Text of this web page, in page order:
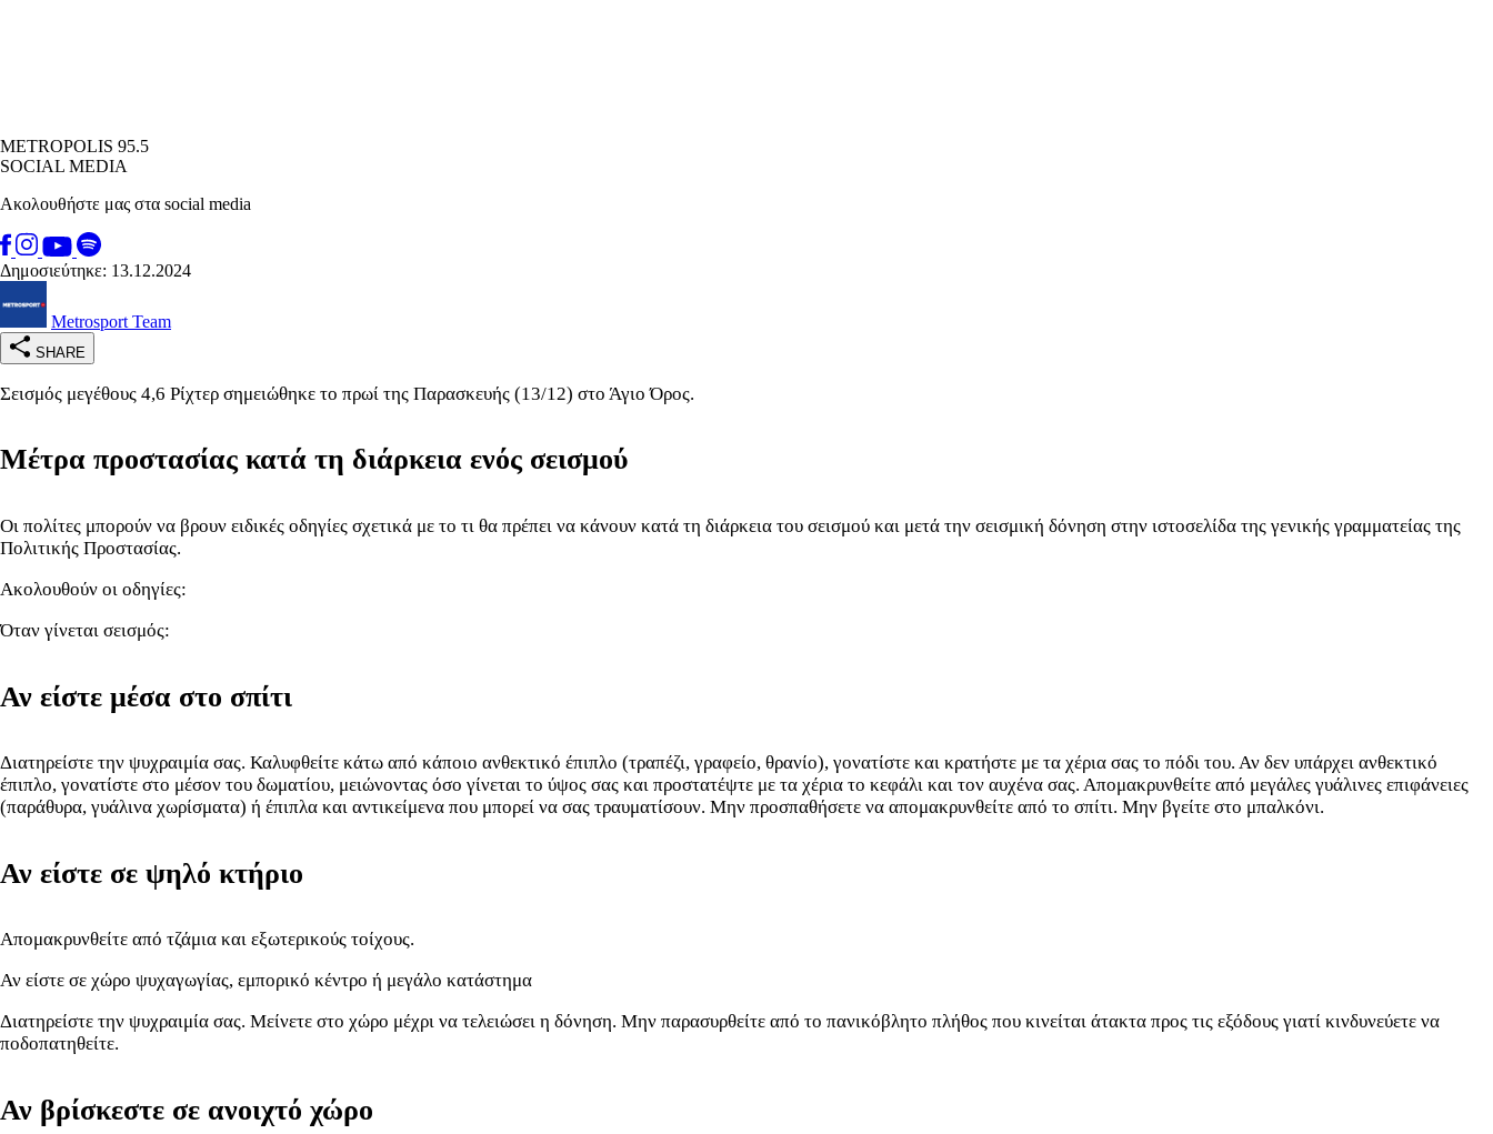
METROPOLIS 95.5
SOCIAL MEDIA
Ακολουθήστε μας στα social media
Δημοσιεύτηκε: 13.12.2024
Metrosport Team
SHARE
Σεισμός μεγέθους 4,6 Ρίχτερ σημειώθηκε το πρωί της Παρασκευής (13/12) στο Άγιο Όρος.
Μέτρα προστασίας κατά τη διάρκεια ενός σεισμού
Οι πολίτες μπορούν να βρουν ειδικές οδηγίες σχετικά με το τι θα πρέπει να κάνουν κατά τη διάρκεια του σεισμού και μετά την σεισμική δόνηση στην ιστοσελίδα της γενικής γραμματείας της
Πολιτικής Προστασίας.
Ακολουθούν οι οδηγίες:
Όταν γίνεται σεισμός:
Αν είστε μέσα στο σπίτι
Διατηρείστε την ψυχραιμία σας. Καλυφθείτε κάτω από κάποιο ανθεκτικό έπιπλο (τραπέζι, γραφείο, θρανίο), γονατίστε και κρατήστε με τα χέρια σας το πόδι του. Αν δεν υπάρχει ανθεκτικό
έπιπλο, γονατίστε στο μέσον του δωματίου, μειώνοντας όσο γίνεται το ύψος σας και προστατέψτε με τα χέρια το κεφάλι και τον αυχένα σας. Απομακρυνθείτε από μεγάλες γυάλινες επιφάνειες
(παράθυρα, γυάλινα χωρίσματα) ή έπιπλα και αντικείμενα που μπορεί να σας τραυματίσουν. Μην προσπαθήσετε να απομακρυνθείτε από το σπίτι. Μην βγείτε στο μπαλκόνι.
Αν είστε σε ψηλό κτήριο
Απομακρυνθείτε από τζάμια και εξωτερικούς τοίχους.
Αν είστε σε χώρο ψυχαγωγίας, εμπορικό κέντρο ή μεγάλο κατάστημα
Διατηρείστε την ψυχραιμία σας. Μείνετε στο χώρο μέχρι να τελειώσει η δόνηση. Μην παρασυρθείτε από το πανικόβλητο πλήθος που κινείται άτακτα προς τις εξόδους γιατί κινδυνεύετε να
ποδοπατηθείτε.
Αν βρίσκεστε σε ανοιχτό χώρο